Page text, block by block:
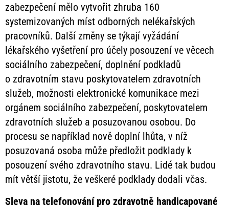
zabezpečení mělo vytvořit zhruba 160
systemizovaných míst odborných nelékařských
pracovníků. Další změny se týkají vyžádání
lékařského vyšetření pro účely posouzení ve věcech
sociálního zabezpečení, doplnění podkladů
o zdravotním stavu poskytovatelem zdravotních
služeb, možnosti elektronické komunikace mezi
orgánem sociálního zabezpečení, poskytovatelem
zdravotních služeb a posuzovanou osobou. Do
procesu se například nově doplní lhůta, v níž
posuzovaná osoba může předložit podklady k
posouzení svého zdravotního stavu. Lidé tak budou
mít větší jistotu, že veškeré podklady dodali včas.
Sleva na telefonování pro zdravotně handicapované